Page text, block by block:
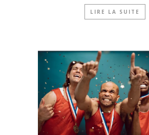
LIRE LA SUITE